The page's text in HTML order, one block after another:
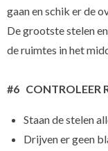
gaan en schik er de
De grootste stelen
de ruimtes in het
#6 CONTROLEER
Staan de stelen
Drijven er geen